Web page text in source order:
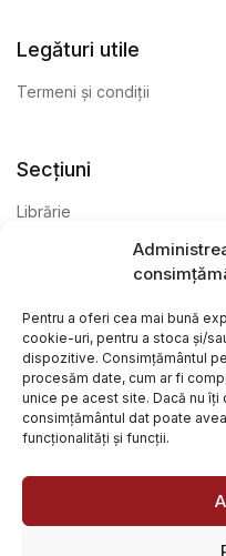
Pentru a oferi cea mai bună
cookie-uri, pentru a stoca și/
dispozitive. Consimțământul
procesăm date, cum ar fi
unice pe acest site. Dacă nu îți
consimțământul dat poate
funcționalități și funcții.
Legături utile
Termeni și condiții
Secțiuni
Librărie
@ Librăria Arcana. Toate